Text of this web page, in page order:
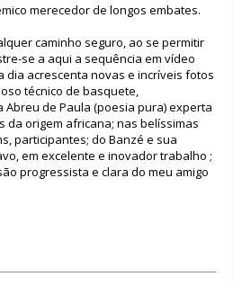
merecedor de longos embates.
caminho seguro, ao se permitir
se a aqui a sequência em vídeo
dia acrescenta novas e incríveis fotos
técnico de basquete,
de Paula (poesia pura) experta
da origem africana; nas belíssimas
participantes; do Banzé e sua
em excelente e inovador trabalho ;
progressista e clara do meu amigo